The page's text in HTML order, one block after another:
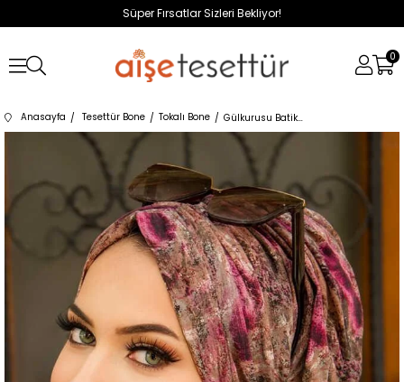
Süper Fırsatlar Sizleri Bekliyor!
0
Anasayfa Tesettür Bone Tokalı Bone Gülkurusu Batik Desenli Tokalı Bone